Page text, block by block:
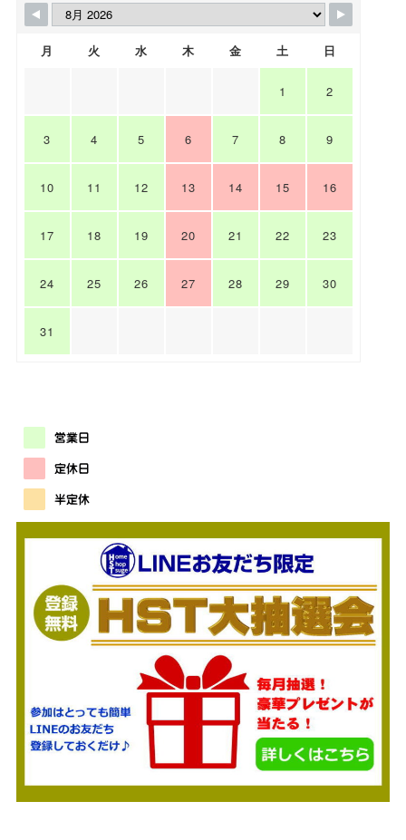
月 火 水 木 金 土 日
1 2
3 4 5 6 7 8 9
10 11 12 13 14 15 16
17 18 19 20 21 22 23
24 25 26 27 28 29 30
31